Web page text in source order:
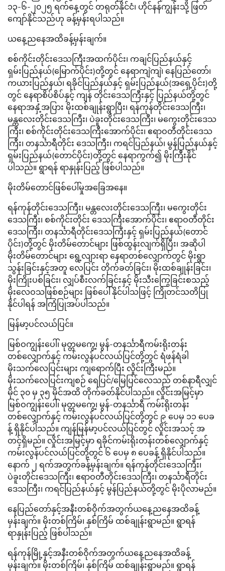
၁၃-၆-၂၀၂၅ ရက်နေ့တွင် တရုတ်နိုင်ငံ၊ ဟိုင်နန်ကျွန်းသို့ ဖြတ်
ကျော်နိုင်သည်ဟု ခန့်မှန်းရပါသည်။
ယနေ့ညနေအထိခန့်မှန်းချက်။
စစ်ကိုင်းတိုင်းဒေသကြီးအထက်ပိုင်း၊ ကချင်ပြည်နယ်နှင့်
ရှမ်းပြည်နယ်(မြောက်ပိုင်း)တို့တွင် နေရာကျဲကျဲ၊ နေပြည်တော်၊
ကယားပြည်နယ်၊ ရခိုင်ပြည်နယ်နှင့် ရှမ်းပြည်နယ်(အရှေ့ပိုင်း)တို့
တွင် နေရာစိပ်စိပ်နှင့် ကျန် တိုင်းဒေသကြီးနှင့် ပြည်နယ်တို့တွင်
နေရာအနှံ့အပြား မိုးထစ်ချုန်းရွာပြီး၊ ရန်ကုန်တိုင်းဒေသကြီး၊
မန္တလေးတိုင်းဒေသကြီး၊ ပဲခူးတိုင်းဒေသကြီး၊ မကွေးတိုင်းဒေသ
ကြီး၊ စစ်ကိုင်းတိုင်းဒေသကြီးအောက်ပိုင်း၊ ဧရာဝတီတိုင်းဒေသ
ကြီး၊ တနင်္သာရီတိုင်း ဒေသကြီး၊ ကရင်ပြည်နယ်၊ မွန်ပြည်နယ်နှင့်
ရှမ်းပြည်နယ်(တောင်ပိုင်း)တို့တွင် နေရာကွက်၍ မိုးကြီးနိုင်
ပါသည်။ ရွာရန် ရာနှုန်းပြည့် ဖြစ်ပါသည်။
မိုးတိမ်တောင်ဖြစ်ပေါ်မှုအခြေအနေ။
ရန်ကုန်တိုင်းဒေသကြီး၊ မန္တလေးတိုင်းဒေသကြီး၊ မကွေးတိုင်း
ဒေသကြီး၊ စစ်ကိုင်းတိုင်း ဒေသကြီးအောက်ပိုင်း၊ ဧရာဝတီတိုင်း
ဒေသကြီး၊ တနင်္သာရီတိုင်းဒေသကြီးနှင့် ရှမ်းပြည်နယ်(တောင်
ပိုင်း)တို့တွင် မိုးတိမ်တောင်များ ဖြစ်ထွန်းလျက်ရှိပြီး၊ အဆိုပါ
မိုးတိမ်တောင်များ ရွေ့လျားရာ နေရာတစ်လျှောက်တွင် မိုးရွာ
သွန်းခြင်းနှင့်အတူ လေပြင်း တိုက်ခတ်ခြင်း၊ မိုးထစ်ချုန်းခြင်း၊
မိုးကြိုးပစ်ခြင်း၊ လျှပ်စီးလက်ခြင်းနှင့် မိုးသီးကြွေခြင်းစသည့်
မိုးလေဝသဖြစ်စဉ်များ ဖြစ်ပေါ်နိုင်ပါသဖြင့် ကြိုတင်သတိပြု
နိုင်ပါရန် အကြံပြုအပ်ပါသည်။
မြန်မာ့ပင်လယ်ပြင်။
မြစ်ဝကျွန်းပေါ်၊ မုတ္တမကွေ့၊ မွန်-တနင်္သာရီကမ်းရိုးတန်း
တစ်လျှောက်နှင့် ကမ်းလွန်ပင်လယ်ပြင်တို့တွင် ရံဖန်ရံခါ
မိုးသက်လေပြင်းများ ကျရောက်ပြီး လှိုင်းကြီးမည်။
မိုးသက်လေပြင်းကျစဉ် ရေပြင်/မြေပြင်လေသည် တစ်နာရီလျှင်
မိုင် ၃၀ မှ ၃၅ မိုင်အထိ တိုက်ခတ်နိုင်ပါသည်။ လှိုင်းအမြင့်မှာ
မြစ်ဝကျွန်းပေါ်၊ မုတ္တမကွေ့၊ မွန်-တနင်္သာရီ ကမ်းရိုးတန်း
တစ်လျှောက်နှင့် ကမ်းလွန်ပင်လယ်ပြင်တို့တွင် ၉ ပေမှ ၁၁ ပေခ
န့် ရှိနိုင်ပါသည်။ ကျန်မြန်မာ့ပင်လယ်ပြင်တွင် လှိုင်းအသင့် အ
တင့်ရှိမည်။ လှိုင်းအမြင့်မှာ ရခိုင်ကမ်းရိုးတန်းတစ်လျှောက်နှင့်
ကမ်းလွန်ပင်လယ်ပြင်တို့တွင် ၆ ပေမှ ၈ ပေခန့် ရှိနိုင်ပါသည်။
နောက် ၂ ရက်အတွက်ခန့်မှန်းချက်။ ရန်ကုန်တိုင်းဒေသကြီး၊
ပဲခူးတိုင်းဒေသကြီး၊ ဧရာဝတီတိုင်းဒေသကြီး၊ တနင်္သာရီတိုင်း
ဒေသကြီး၊ ကရင်ပြည်နယ်နှင့် မွန်ပြည်နယ်တို့တွင် မိုးပိုလာမည်။
နေပြည်တော်နှင့်အနီးတစ်ဝိုက်အတွက်ယနေ့ညနေအထိခန့်
မှန်းချက်။ မိုးတစ်ကြိမ်၊ နှစ်ကြိမ် ထစ်ချုန်းရွာမည်။ ရွာရန်
ရာနှုန်းပြည့် ဖြစ်ပါသည်။
ရန်ကုန်မြို့နှင့်အနီးတစ်ဝိုက်အတွက်ယနေ့ညနေအထိခန့်
မှန်းချက်။ မိုးတစ်ကြိမ်၊ နှစ်ကြိမ် ထစ်ချုန်းရွာမည်။ ရွာရန်